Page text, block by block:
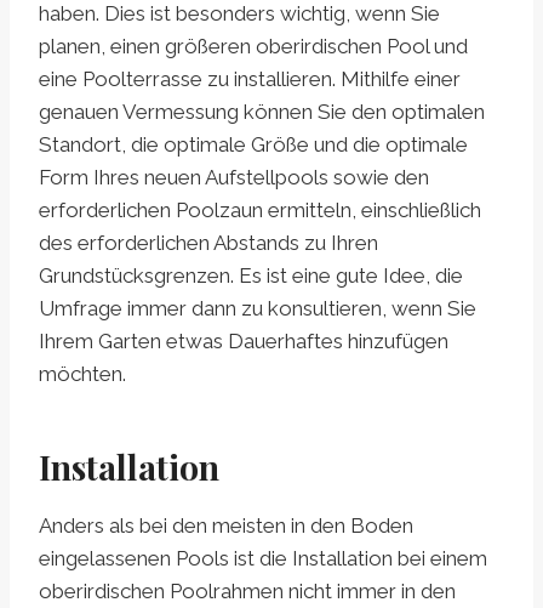
haben. Dies ist besonders wichtig, wenn Sie
planen, einen größeren oberirdischen Pool und
eine Poolterrasse zu installieren. Mithilfe einer
genauen Vermessung können Sie den optimalen
Standort, die optimale Größe und die optimale
Form Ihres neuen Aufstellpools sowie den
erforderlichen Poolzaun ermitteln, einschließlich
des erforderlichen Abstands zu Ihren
Grundstücksgrenzen. Es ist eine gute Idee, die
Umfrage immer dann zu konsultieren, wenn Sie
Ihrem Garten etwas Dauerhaftes hinzufügen
möchten.
Installation
Anders als bei den meisten in den Boden
eingelassenen Pools ist die Installation bei einem
oberirdischen Poolrahmen nicht immer in den